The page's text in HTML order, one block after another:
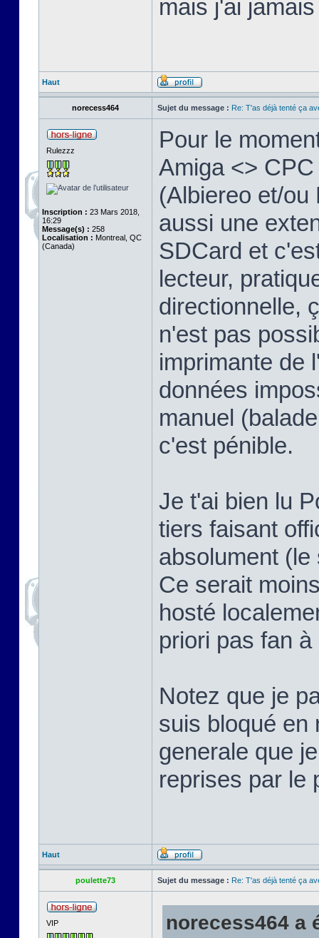
mais j'ai
Haut
norecess464 Sujet du message : Re: T'as déjà tenté ça
Rulezzz
Inscription : 23 Mars 2018,
16:29
Message(s) : 258
Localisation : Montreal, QC
(Canada)
Pour le
Amiga <>
(Albiereo et/ou
aussi une
SDCard et
lecteur,
directionnelle,
n'est pas
imprimante de
données
manuel
c'est pénible.
Je t'ai bien lu
tiers faisant
absolument
Ce serait
hosté
priori pas fan
Notez que je
suis bloqué en
generale que
reprises par le
Haut
poulette73 Sujet du message : Re: T'as déjà tenté ça
VIP norecess464 a